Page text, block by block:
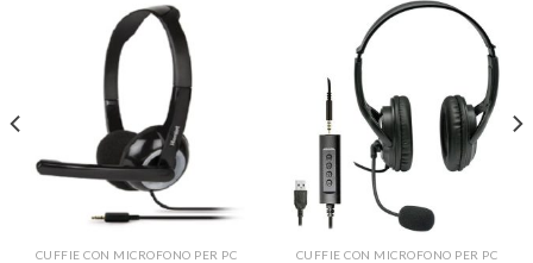
CUFFIE CON MICROFONO PER PC CUFFIE CON MICROFONO PER PC